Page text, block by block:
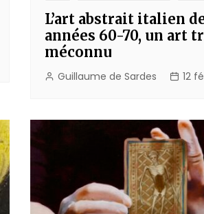
L’art abstrait italien
années 60-70, un art
méconnu
Guillaume de Sardes 12